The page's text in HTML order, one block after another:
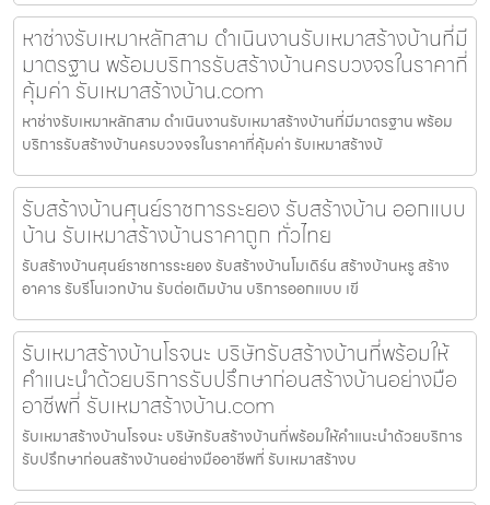
หาช่างรับเหมาหลักสาม ดำเนินงานรับเหมาสร้างบ้านที่มี
มาตรฐาน พร้อมบริการรับสร้างบ้านครบวงจรในราคาที่
คุ้มค่า รับเหมาสร้างบ้าน.com
หาช่างรับเหมาหลักสาม ดำเนินงานรับเหมาสร้างบ้านที่มีมาตรฐาน พร้อม
บริการรับสร้างบ้านครบวงจรในราคาที่คุ้มค่า รับเหมาสร้างบ้
รับสร้างบ้านศุนย์ราชการระยอง รับสร้างบ้าน ออกแบบ
บ้าน รับเหมาสร้างบ้านราคาถูก ทั่วไทย
รับสร้างบ้านศุนย์ราชการระยอง รับสร้างบ้านโมเดิร์น สร้างบ้านหรู สร้าง
อาคาร รับรีโนเวทบ้าน รับต่อเติมบ้าน บริการออกแบบ เขี
รับเหมาสร้างบ้านโรจนะ บริษัทรับสร้างบ้านที่พร้อมให้
คำแนะนำด้วยบริการรับปรึกษาก่อนสร้างบ้านอย่างมือ
อาชีพที่ รับเหมาสร้างบ้าน.com
รับเหมาสร้างบ้านโรจนะ บริษัทรับสร้างบ้านที่พร้อมให้คำแนะนำด้วยบริการ
รับปรึกษาก่อนสร้างบ้านอย่างมืออาชีพที่ รับเหมาสร้างบ